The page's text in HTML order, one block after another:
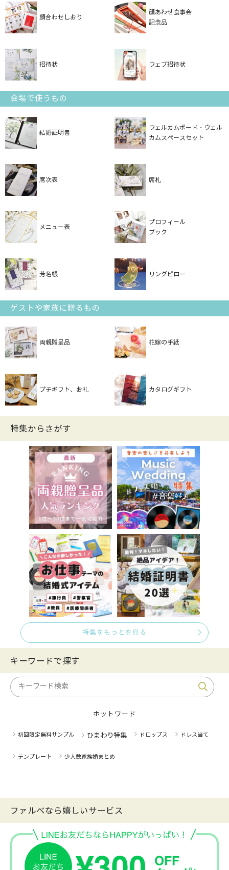
顔合わせしおり
顔あわせ食事会
記念品
招待状 ウェブ招待状
会場で使うもの
結婚証明書
ウェルカムボード・ウェル
カムスペースセット
席次表 席札
メニュー表
プロフィール
ブック
芳名帳 リングピロー
ゲストや家族に贈るもの
両親贈呈品 花嫁の手紙
プチギフト、お礼 カタログギフト
特集からさがす
特集をもっとを見る
キーワードで探す
ホットワード
初回限定無料サンプル ひまわり特集 ドロップス ドレス当て
テンプレート 少人数家族婚まとめ
ファルべなら嬉しいサービス